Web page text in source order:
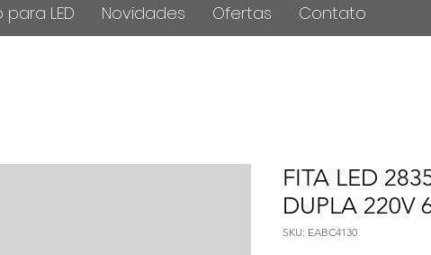
LED Novidades Ofertas Contato
FITA LED
DUPLA 220V
SKU: EABC4130